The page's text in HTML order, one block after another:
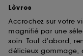
Lèvres
Accrochez sur votre
magnifié par une
soin. Tout d’abord,
délicieux gommage,
sans saisir à
passe.